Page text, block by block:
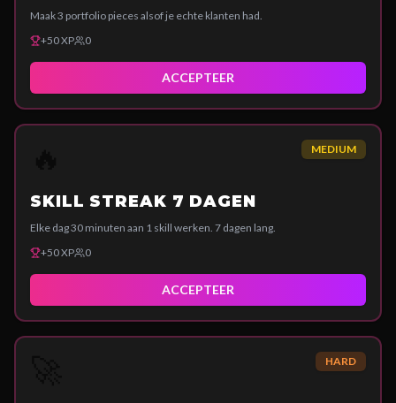
Maak 3 portfolio pieces alsof je echte klanten had.
+50XP 0
ACCEPTEER
MEDIUM
SKILL STREAK 7 DAGEN
Elke dag 30 minuten aan 1 skill werken. 7 dagen lang.
+50XP 0
ACCEPTEER
HARD